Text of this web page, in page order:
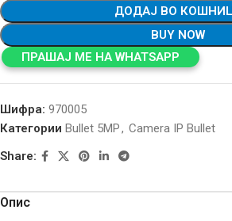
ДОДАЈ ВО
BUY NOW
ПРАШАЈ МЕ НА WHATSAPP
Шифра: 970005
Категории Bullet 5MP, Camera IP Bullet
Share:
Опис